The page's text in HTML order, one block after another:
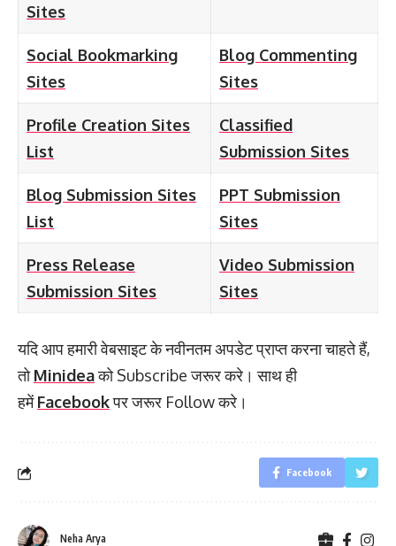
Sites
Social Bookmarking
Sites
Blog Commenting
Sites
Profile Creation Sites
List
Classified
Submission Sites
Blog Submission Sites
List
PPT Submission
Sites
Press Release
Submission Sites
Video Submission
Sites
यदि आप हमारी वेबसाइट के नवीनतम अपडेट प्राप्त करना चाहते हैं,
तोMinideaको Subscribe जरूर करे। साथ ही
हमेंFacebookपर जरूर Follow करे।
Facebook
Neha Arya